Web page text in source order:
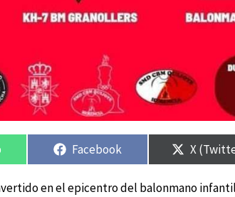
Compartir
en
Facebook
en
X
en el epicentro del balonmano
Compartir
en en